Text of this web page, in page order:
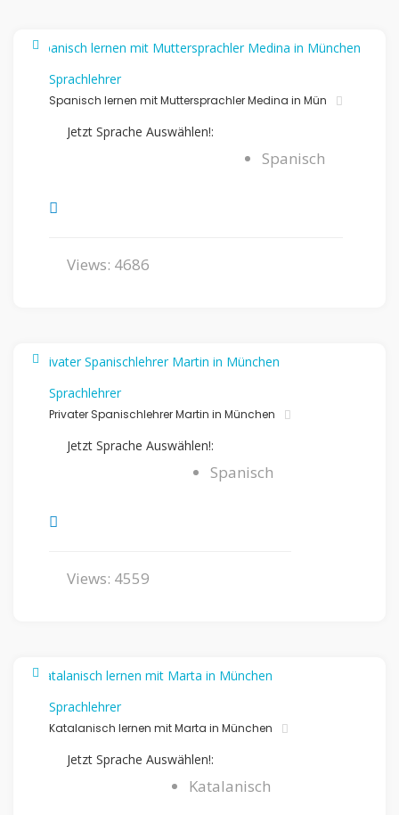
Sprachlehrer
Spanisch lernen mit Muttersprachler Medina in Mün
Jetzt Sprache Auswählen!:
Spanisch
Views: 4686
Sprachlehrer
Privater Spanischlehrer Martin in München
Jetzt Sprache Auswählen!:
Spanisch
Views: 4559
Sprachlehrer
Katalanisch lernen mit Marta in München
Jetzt Sprache Auswählen!:
Katalanisch